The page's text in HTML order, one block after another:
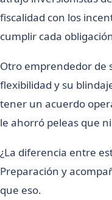
fiscalidad con los
cumplir cada
Otro emprendedor de
flexibilidad y su
tener un acuerdo
le ahorró peleas que
¿La diferencia entre
Preparación y
que eso.